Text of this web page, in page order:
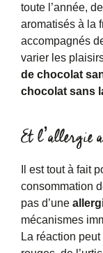
toute l’année,
aromatisés à la
accompagnés
varier les
de chocolat
chocolat sans
Et l’allergie
Il est tout à fait
consommation
pas d’une
mécanismes
La réaction